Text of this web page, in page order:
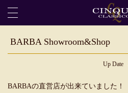
BARBA Showroom&Shop
Up Date
BARBAの直営店が出来ていました！